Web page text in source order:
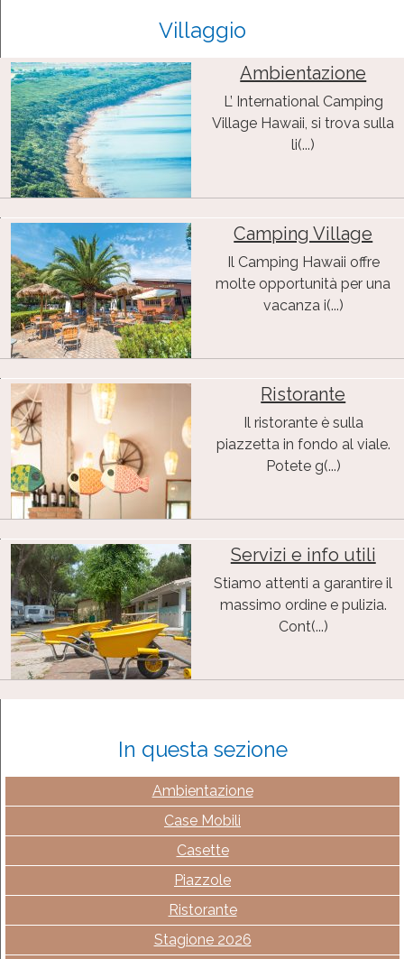
Villaggio
Ambientazione
L’ International Camping
Village Hawaii, si trova sulla
li(...)
Camping Village
Il Camping Hawaii offre
molte opportunità per una
vacanza i(...)
Ristorante
Il ristorante è sulla
piazzetta in fondo al viale.
Potete g(...)
Servizi e info utili
Stiamo attenti a garantire il
massimo ordine e pulizia.
Cont(...)
In questa sezione
Ambientazione
Case Mobili
Casette
Piazzole
Ristorante
Stagione 2026